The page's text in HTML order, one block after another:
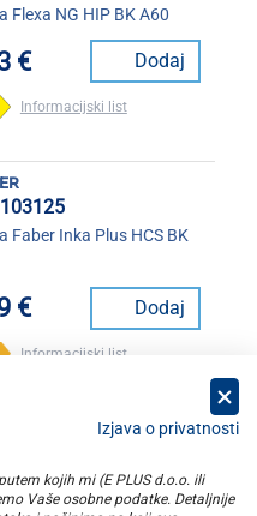
Flexa NG HIP BK A60
€ Dodaj
Informacijski list
Faber Inka Plus HCS BK
€ Dodaj
Informacijski list
Izjava o privatnosti
kojih mi (E PLUS d.o.o. ili
Vaše osobne podatke. Detaljnije